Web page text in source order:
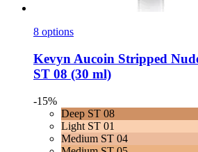
8 options
Kevyn Aucoin Stripped
ST 08 (30 ml)
-15%
Deep ST 08
Light ST 01
Medium ST 04